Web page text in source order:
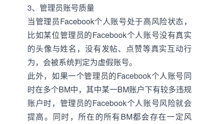
3、管理员账号质量
当管理员Facebook个人账号处于高风险状态，
比如某位管理员的Facebook个人账号没有真实
的头像与姓名，没有发帖、点赞等真实互动行
为，会被系统判定为虚假账号。
此外，如果一个管理员的Facebook个人账号同
时在多个BM中，其中某一BM账户下有较多违规
账户时，管理员的Facebook个人账号风险就会
提高。同时，所在的所有BM都会存在一定风